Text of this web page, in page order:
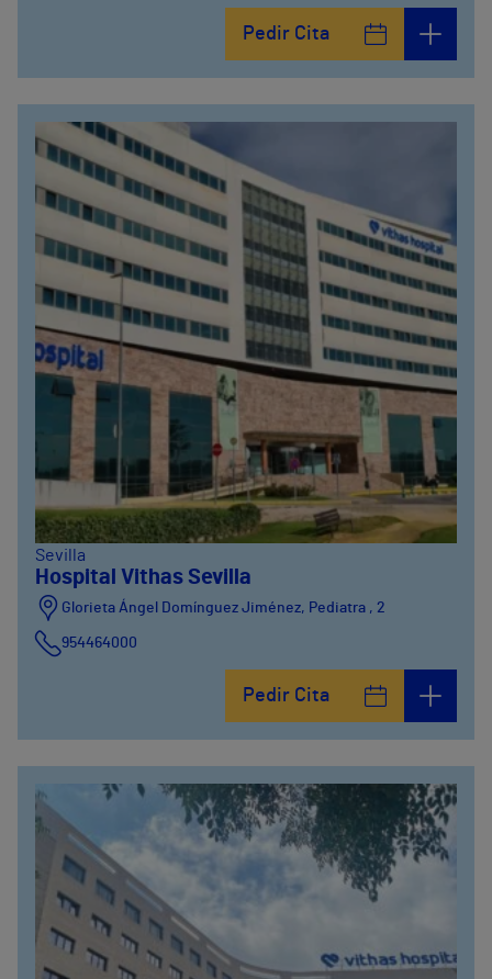
635319819
Pedir Cita
Sevilla
Hospital Vithas Sevilla
Glorieta Ángel Domínguez Jiménez, Pediatra , 2
954464000
Pedir Cita